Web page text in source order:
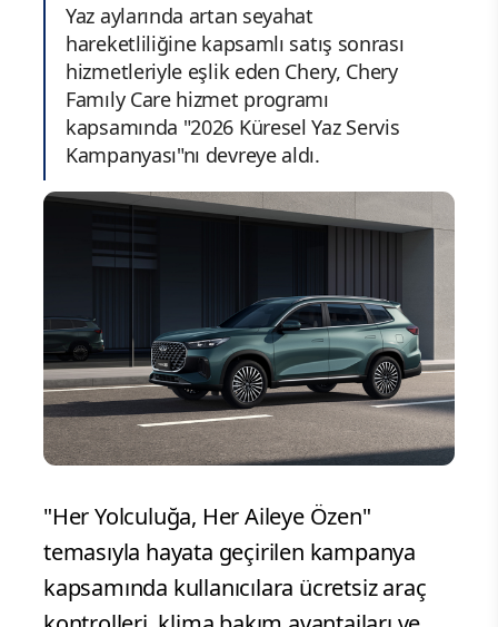
Yaz aylarında artan seyahat
hareketliliğine kapsamlı satış sonrası
hizmetleriyle eşlik eden Chery, Chery
Famıly Care hizmet programı
kapsamında "2026 Küresel Yaz Servis
Kampanyası"nı devreye aldı.
"Her Yolculuğa, Her Aileye Özen"
temasıyla hayata geçirilen kampanya
kapsamında kullanıcılara ücretsiz araç